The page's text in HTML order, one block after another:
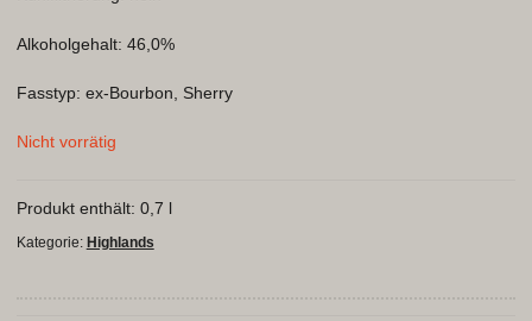
Alkoholgehalt: 46,0%
Fasstyp: ex-Bourbon, Sherry
Nicht vorrätig
Produkt enthält: 0,7 l
Kategorie: Highlands